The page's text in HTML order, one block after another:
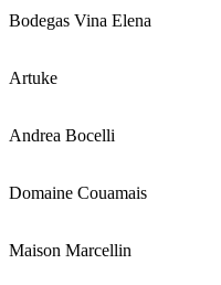
Bodegas Vina Elena
Artuke
Andrea Bocelli
Domaine Couamais
Maison Marcellin